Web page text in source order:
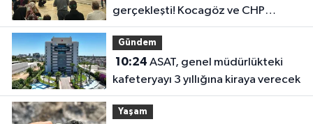
gerçekleşti! Kocagöz ve CHP
yönetimi vatandaşı dinledi
Gündem
10:24
kafeteryayı 3 yıllığına kiraya verecek
Yaşam